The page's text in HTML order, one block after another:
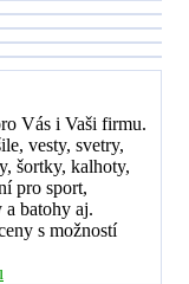
Vás i Vaši firmu.
vesty, svetry,
šortky, kalhoty,
pro sport,
batohy aj.
s možností